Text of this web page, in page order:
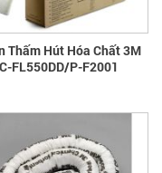
Thấm Hút Hóa Chất 3M
C-FL550DD/P-F2001